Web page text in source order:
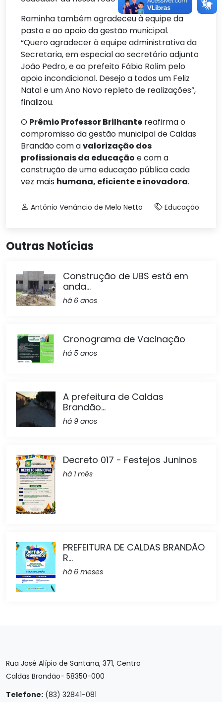
Raminha também agradeceu à equipe da
pasta e ao apoio da gestão municipal.
“Quero agradecer à equipe administrativa da
Secretaria, em especial ao secretário adjunto
João Pedro, e ao prefeito Fábio Rolim pelo
apoio incondicional. Desejo a todos um Feliz
Natal e um Ano Novo repleto de realizações”,
finalizou.
O Prêmio Professor Brilhante reafirma o
compromisso da gestão municipal de Caldas
Brandão com avalorização dos
profissionais da educação e com a
construção de uma educação pública cada
vez mais humana, eficiente e inovadora.
Antônio Venâncio de Melo Netto Educação
Outras Notícias
Construção de UBS está em
anda...
há 6 anos
Cronograma de Vacinação
há 5 anos
A prefeitura de Caldas
Brandão...
há 9 anos
Decreto 017 - Festejos Juninos
há 1 mês
PREFEITURA DE CALDAS BRANDÃO
R...
há 6 meses
Rua José Alípio de Santana, 371, Centro
Caldas Brandão- 58350-000
Telefone: (83) 32841-081